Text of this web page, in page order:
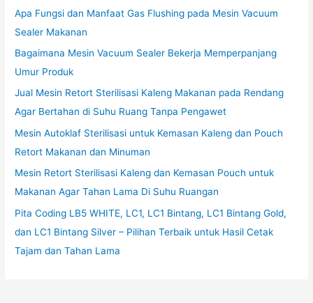
Apa Fungsi dan Manfaat Gas Flushing pada Mesin Vacuum
Sealer Makanan
Bagaimana Mesin Vacuum Sealer Bekerja Memperpanjang
Umur Produk
Jual Mesin Retort Sterilisasi Kaleng Makanan pada Rendang
Agar Bertahan di Suhu Ruang Tanpa Pengawet
Mesin Autoklaf Sterilisasi untuk Kemasan Kaleng dan Pouch
Retort Makanan dan Minuman
Mesin Retort Sterilisasi Kaleng dan Kemasan Pouch untuk
Makanan Agar Tahan Lama Di Suhu Ruangan
Pita Coding LB5 WHITE, LC1, LC1 Bintang, LC1 Bintang Gold,
dan LC1 Bintang Silver – Pilihan Terbaik untuk Hasil Cetak
Tajam dan Tahan Lama